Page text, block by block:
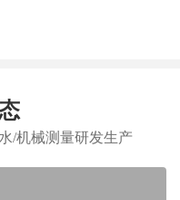
/机械测量研发生产